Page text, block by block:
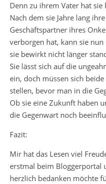
Denn zu ihrem Vater hat
Nach dem sie Jahre lang
Geschäftspartner ihres
verborgen hat, kann sie
sie bewirkt nicht länger
Sie lässt sich auf die
ein, doch müssen sich
stellen, bevor man in die
Ob sie eine Zukunft haben
die Gegenwart noch
Fazit:
Mir hat das Lesen viel
erstmal beim Bloggerportal
herzlich bedanken möchte